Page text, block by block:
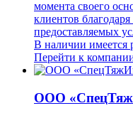
момента своего
клиентов
предоставляемых
В наличии имеется
Перейти к
ООО